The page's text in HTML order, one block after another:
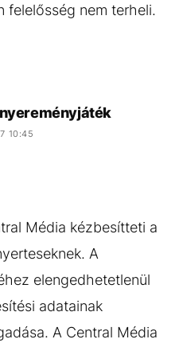
felelősség nem terheli.
10:45
Média kézbesítteti a
A
elengedhetetlenül
adatainak
A Central Média